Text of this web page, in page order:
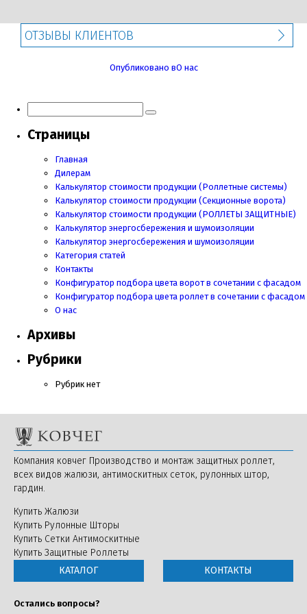
ОТЗЫВЫ КЛИЕНТОВ
Опубликовано вО нас
Страницы
Главная
Дилерам
Калькулятор стоимости продукции (Роллетные системы)
Калькулятор стоимости продукции (Секционные ворота)
Калькулятор стоимости продукции (РОЛЛЕТЫ ЗАЩИТНЫЕ)
Калькулятор энергосбережения и шумоизоляции
Калькулятор энергосбережения и шумоизоляции
Категория статей
Контакты
Конфигуратор подбора цвета ворот в сочетании с фасадом
Конфигуратор подбора цвета роллет в сочетании с фасадом
О нас
Архивы
Рубрики
Рубрик нет
Компания ковчег Производство и монтаж защитных роллет,
всех видов жалюзи, антимоскитных сеток, рулонных штор,
гардин.
Купить Жалюзи
Купить Рулонные Шторы
Купить Сетки Антимоскитные
Купить Защитные Роллеты
КАТАЛОГ
КОНТАКТЫ
Остались вопросы?